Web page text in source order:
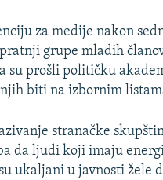
za medije nakon
grupe mladih
su prošli političku
biti na izbornim
stranačke
da ljudi koji imaju
ukaljani u javnosti žele